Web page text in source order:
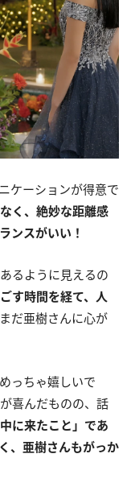
ケーションが得意で
く、絶妙な距離感
ンスがいい！
るように見えるの
す時間を経て、人
だ亜樹さんに心が
っちゃ嬉しいで
喜んだものの、話
に来たこと」であ
、亜樹さんもがっか